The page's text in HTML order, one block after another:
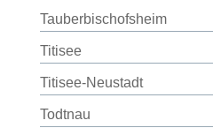
Tauberbischofsheim
Titisee
Titisee-Neustadt
Todtnau